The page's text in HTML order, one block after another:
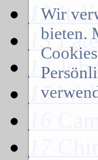
12
13
14
15
Wir
bieten.